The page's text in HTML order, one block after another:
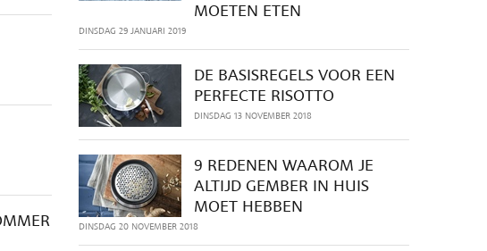
MOETEN ETEN
DINSDAG 29 JANUARI 2019
DE BASISREGELS VOOR EEN
PERFECTE RISOTTO
DINSDAG 13 NOVEMBER 2018
9 REDENEN WAAROM JE
ALTIJD GEMBER IN HUIS
MOET HEBBEN
DINSDAG 20 NOVEMBER 2018